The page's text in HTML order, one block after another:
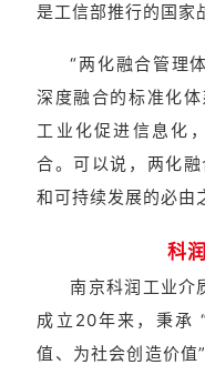
是工信部推行的国家
“两化融合管理
深度融合的标准化
工业化促进信息化
合。可以说，两化
和可持续发展的必由
科
南京科润工业介
成立20年来，秉承
值、为社会创造价值